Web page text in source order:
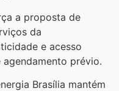
a proposta de
da
e acesso
prévio.
Brasília mantém